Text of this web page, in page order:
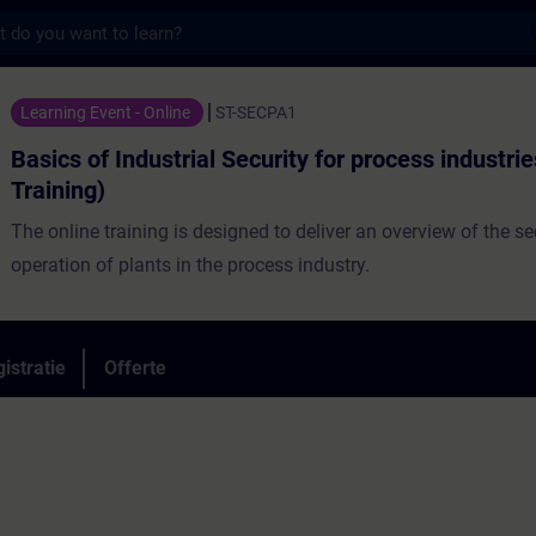
Security for process industries
Learning Event - Online ST-SECPA1
Basics of Industrial Security for process
Training)
The online training is designed to deliver an overview of the
operation of plants in the process industry.
Offerte